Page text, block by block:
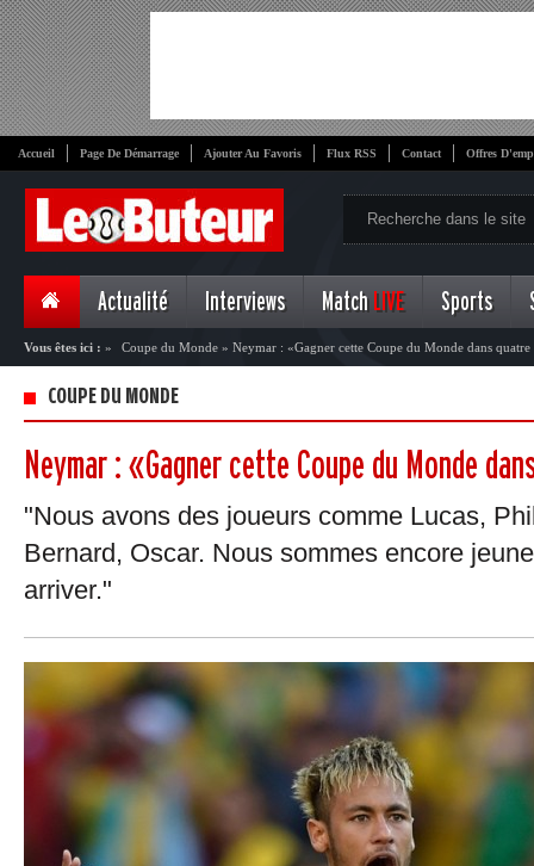
Accueil Page De Démarrage Ajouter Au Favoris Flux RSS Contact Offres
Actualité Interviews Match LIVE Sports
Vous êtes ici : » Coupe du Monde » Neymar : «Gagner cette Coupe du Monde dans quatre
COUPE DU MONDE
Neymar : «Gagner cette Coupe du Monde
"Nous avons des joueurs comme Lucas,
Bernard, Oscar. Nous sommes encore
arriver."